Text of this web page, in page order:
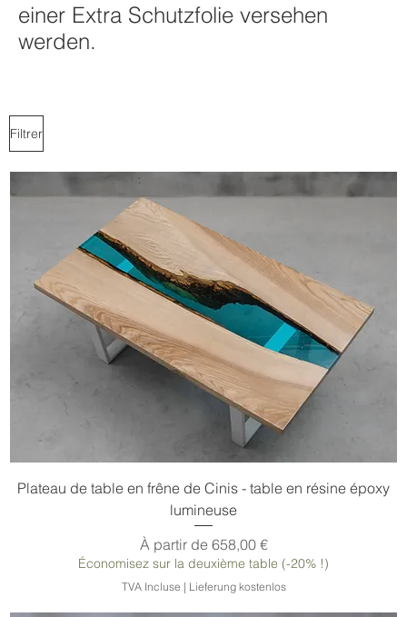
Filtrer
Plateau de table en frêne de Cinis - table en résine époxy
lumineuse
À partir de 658,00 €
Prix promotionnel
Économisez sur la deuxième table (-20% !)
TVA Incluse | Lieferung kostenlos
einer Extra Schutzfolie versehen
werden.